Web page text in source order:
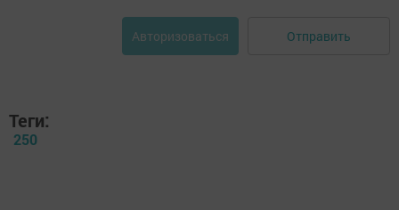
Авторизоваться Отправить
Теги:
250